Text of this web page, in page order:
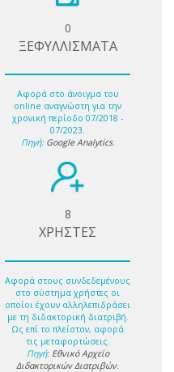
0
ΞΕΦΥΛΛΙΣΜΑΤΑ
Αφορά στο άνοιγμα του
online αναγνώστη για την
χρονική περίοδο 07/2018 -
07/2023.
Πηγή: Google Analytics.
8
ΧΡΗΣΤΕΣ
Αφορά στους συνδεδεμένους
στο σύστημα χρήστες οι
οποίοι έχουν αλληλεπιδράσει
με τη διδακτορική διατριβή.
Ως επί το πλείστον, αφορά
τις μεταφορτώσεις.
Πηγή: Εθνικό Αρχείο
Διδακτορικών Διατριβών.